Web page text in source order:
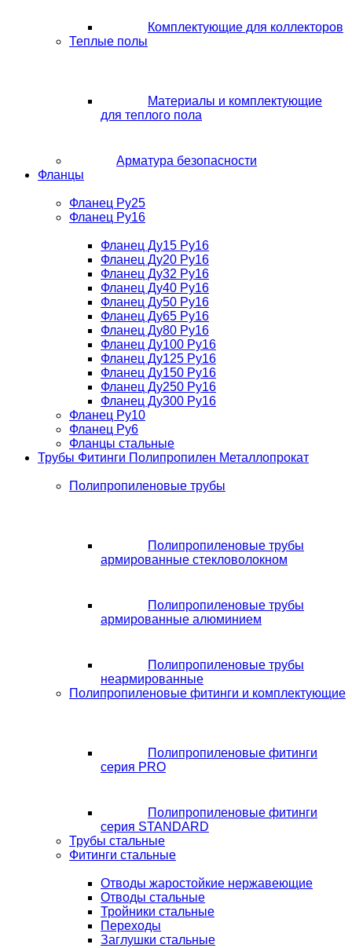
Комплектующие для коллекторов
Теплые полы
Материалы и комплектующие
для теплого пола
Арматура безопасности
Фланцы
Фланец Ру25
Фланец Ру16
Фланец Ду15 Ру16
Фланец Ду20 Ру16
Фланец Ду32 Ру16
Фланец Ду40 Ру16
Фланец Ду50 Ру16
Фланец Ду65 Ру16
Фланец Ду80 Ру16
Фланец Ду100 Ру16
Фланец Ду125 Ру16
Фланец Ду150 Ру16
Фланец Ду250 Ру16
Фланец Ду300 Ру16
Фланец Ру10
Фланец Ру6
Фланцы стальные
Трубы Фитинги Полипропилен Металлопрокат
Полипропиленовые трубы
Полипропиленовые трубы
армированные стекловолокном
Полипропиленовые трубы
армированные алюминием
Полипропиленовые трубы
неармированные
Полипропиленовые фитинги и комплектующие
Полипропиленовые фитинги
серия PRO
Полипропиленовые фитинги
серия STANDARD
Трубы стальные
Фитинги стальные
Отводы жаростойкие нержавеющие
Отводы стальные
Тройники стальные
Переходы
Заглушки стальные